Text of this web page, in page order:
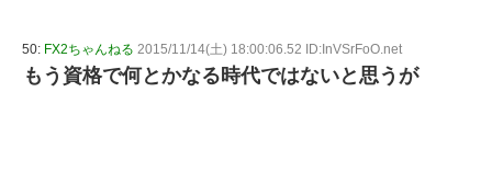
50: FX2ちゃんねる 2015/11/14(土) 18:00:06.52 ID:InVSrFoO.net
もう資格で何とかなる時代ではないと思うが